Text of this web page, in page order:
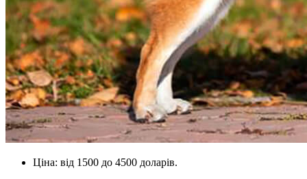
Ціна: від 1500 до 4500 доларів.